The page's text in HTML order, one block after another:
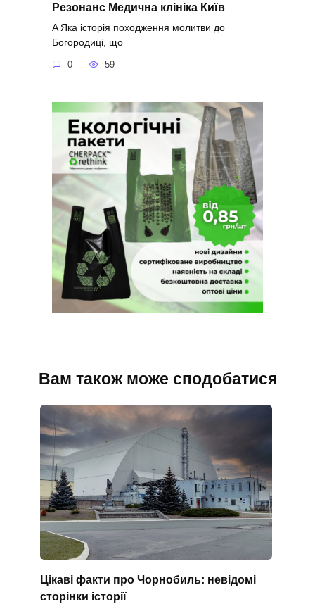
Резонанс Медична клініка Київ
A Яка історія походження молитви до
Богородиці, що
0 59
Вам також може сподобатися
Цікаві факти про Чорнобиль: невідомі
сторінки історії